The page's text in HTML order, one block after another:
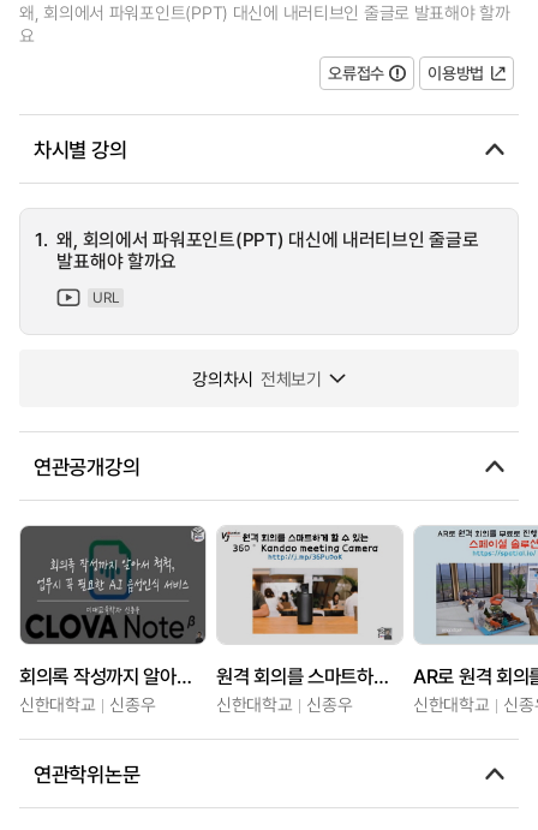
왜, 회의에서 파워포인트(PPT) 대신에 내러티브인 줄글로 발표해야 할까
요
오류접수
이용방법
차시별 강의
1. 왜, 회의에서 파워포인트(PPT) 대신에 내러티브인 줄글로
발표해야 할까요
URL
강의차시 전체보기
연관공개강의
회의록 작성까지 알아서 척척, 업무시 꼭 필요한 AI 음성인식 서비스
신한대학교 신종우
원격 회의를 스마트하게 할 수 있는 360 ° Kandao meeting Camera
신한대학교 신종우 신한대학교 신
연관학위논문